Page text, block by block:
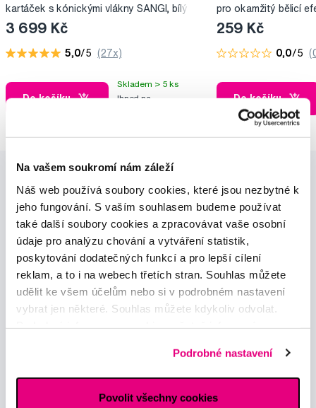
Na vašem soukromí nám záleží
Náš web používá soubory cookies, které jsou nezbytné k
jeho fungování. S vaším souhlasem budeme používat
také další soubory cookies a zpracovávat vaše osobní
údaje pro analýzu chování a vytváření statistik,
poskytování dodatečných funkcí a pro lepší cílení
reklam, a to i na webech třetích stran. Souhlas můžete
udělit ke všem účelům nebo si v podrobném nastavení
vybrat jen některé. Souhlas můžete kdykoliv odvolat.
Podrobné nastavení
Povolit všechny cookies
kartáček s kónickými vlákny SANGI, bílý
3 699 Kč
5,0/5 (27x)
Do košíku
Skladem > 5 ks
Ihned na
pro okamžitý bělicí
259 Kč
0,0/5
Do košíku
Novinky a nabídky
Odebírat
Chci dostávat informace o novinkách a akčních nabídkách
zpracováním osobních údajůpro tyto účely.